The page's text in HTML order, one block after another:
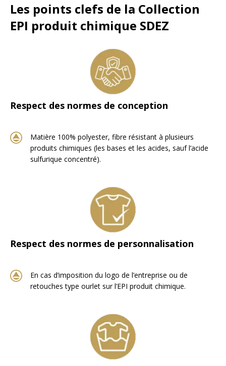
Les points clefs de la Collection
EPI produit chimique SDEZ
Respect des normes de conception
Matière 100% polyester, fibre résistant à plusieurs
produits chimiques (les bases et les acides, sauf l’acide
sulfurique concentré).
Respect des normes de personnalisation
En cas d’imposition du logo de l’entreprise ou de
retouches type ourlet sur l’EPI produit chimique.